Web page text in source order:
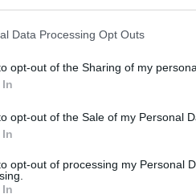
Data Processing Opt Outs
opt-out of the Sharing of my
opt-out of the Sale of my Personal
opt-out of processing my Personal
Technology
Starlink: Εντελώς δωρεάν ο
στην Ελλάδα
08/08/2026